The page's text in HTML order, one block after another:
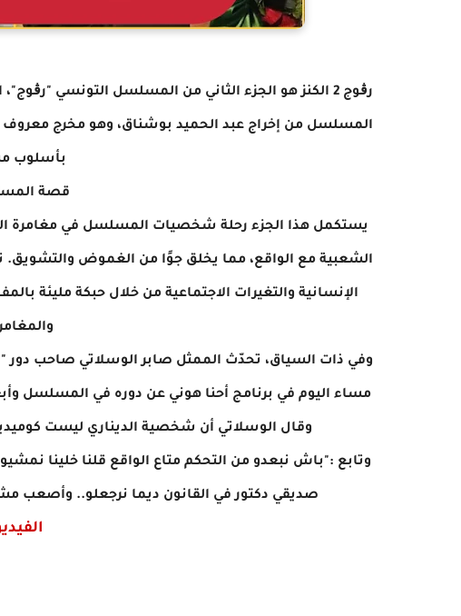
رڨوج 2 الكنز هو الجزء الثاني من المسلسل التونسي
المسلسل من إخراج عبد الحميد بوشناق، وهو مخرج معروف
بأسلوب
قصة
يستكمل هذا الجزء رحلة شخصيات المسلسل في مغامرة
الشعبية مع الواقع، مما يخلق جوًا من الغموض والتشويق.
الإنسانية والتغيرات الاجتماعية من خلال حبكة مليئة
وفي ذات السياق، تحدّث الممثل صابر الوسلاتي صاحب دور
مساء اليوم في برنامج أحنا هوني عن دوره في المسلسل
وقال الوسلاتي أن شخصية الديناري ليست
وتابع :"باش نبعدو من التحكم متاع الواقع قلنا خلينا
صديقي دكتور في القانون ديما نرجعلو..